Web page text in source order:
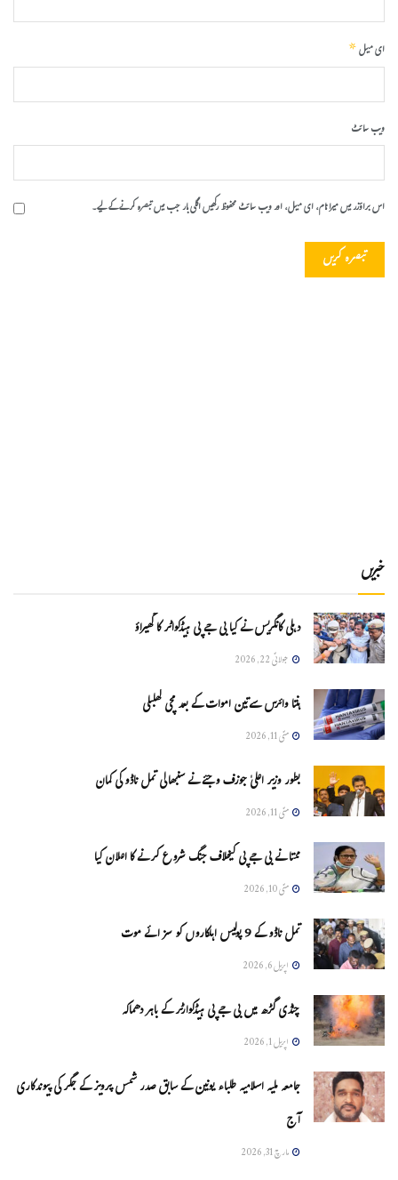
ای میل*
ویب‌ سائٹ
اس براؤزر میں میرا نام، ای میل، اور ویب سائٹ محفوظ رکھیں اگلی بار جب میں تبصرہ کرنے کےلیے۔
خبریں
دہلی کانگریس نے کیا بی جے پی ہیڈکواٹر کا گھیراؤ
جولائی 22, 2026
ہنتا وائرس سےتین اموات کے بعد مچی کھلبلی
مئی 11, 2026
بطور وزیر اعلیٰ جوزف وجئے نے سنبھالی تمل ناڈو کی کمان
مئی 11, 2026
ممتا نے بی جے پی کیخلاف جنگ شروع کرنے کا اعلان کیا
مئی 10, 2026
تمل ناڈو کے 9 پولیس اہلکاروں کو سزائے موت
اپریل 6, 2026
چنڈی گڑھ میں بی جے پی ہیڈکوارٹر کے باہر دھماکہ
اپریل 1, 2026
جامعہ ملیہ اسلامیہ طلباء یونین کے سابق صدر شمس پرویز کے جگر کی پیوندکاری
آج
مارچ 31, 2026